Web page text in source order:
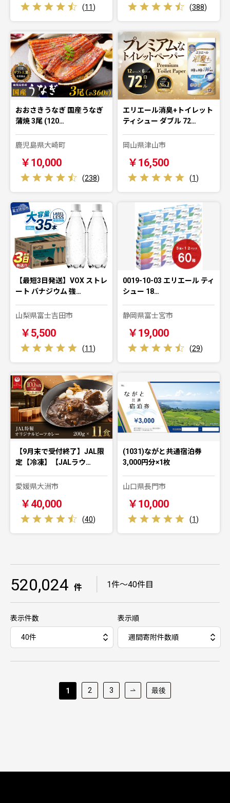
(11) (388)
おおさきうなぎ 国産うなぎ
蒲焼 3尾 (120…
鹿児島県大崎町
￥10,000
(238)
エリエール消臭+トイレット
ティシュー ダブル 72…
岡山県津山市
￥16,500
(1)
【最短3日発送】VOX ストレ
ート バナジウム 強…
山梨県富士吉田市
￥5,500
(11)
0019-10-03 エリエール ティ
シュー 18…
静岡県富士宮市
￥19,000
(29)
【9月末で受付終了】JAL限
定【冷凍】【JALラウ…
愛媛県大洲市
￥40,000
(40)
(1031)ながと共通宿泊券
3,000円分×1枚
山口県長門市
￥10,000
(1)
520,024 件 1件～40件目
表示件数 表示順
1 2 3 最後